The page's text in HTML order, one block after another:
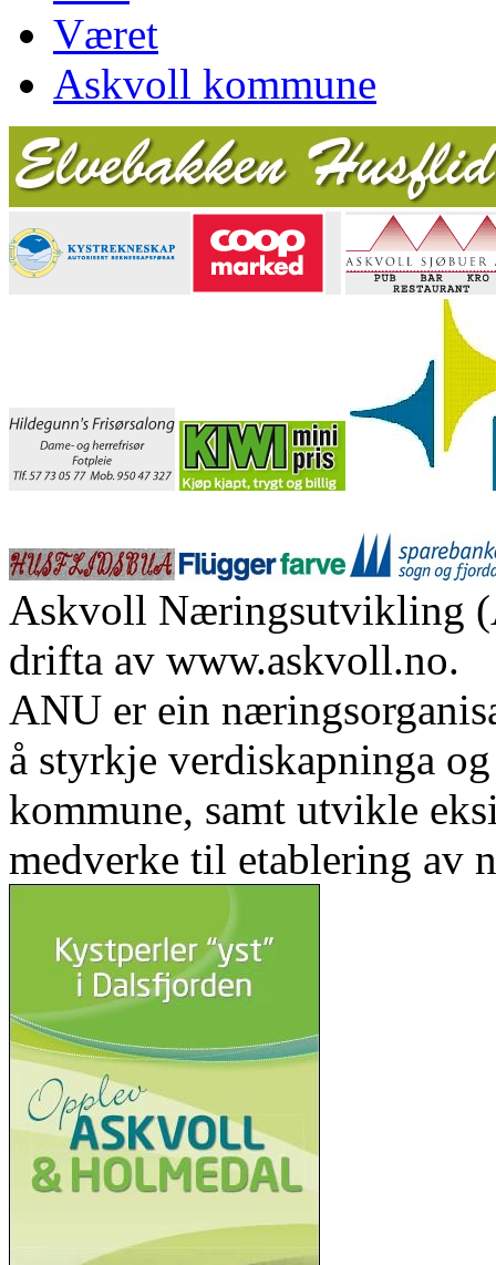
Været
Askvoll kommune
Askvoll Næringsutvikling
drifta av www.askvoll.no.
ANU er ein
å styrkje verdiskapninga
kommune, samt utvikle
medverke til etablering av